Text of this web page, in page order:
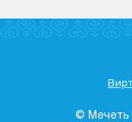
© Мечеть